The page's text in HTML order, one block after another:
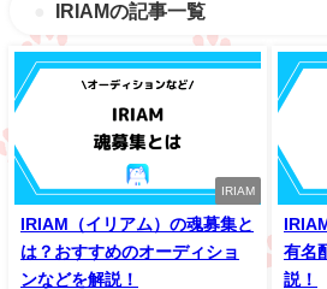
IRIAMの記事一覧
IRIAM
IRIAM（イリアム）の魂募集と
は？おすすめのオーディショ
ンなどを解説！
有名
説！